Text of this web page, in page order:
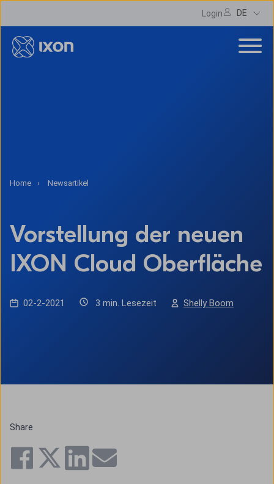
Login DE
Home Newsartikel
Vorstellung der neuen
IXON Cloud Oberfläche
02-2-2021 3 min. Lesezeit Shelly Boom
Share